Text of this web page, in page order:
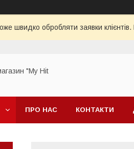
швидко обробляти заявки
"My Hit
ПРО НАС КОНТАКТИ